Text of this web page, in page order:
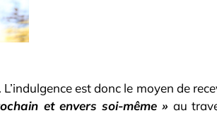
L’indulgence est donc le moyen de
et envers soi-même » au